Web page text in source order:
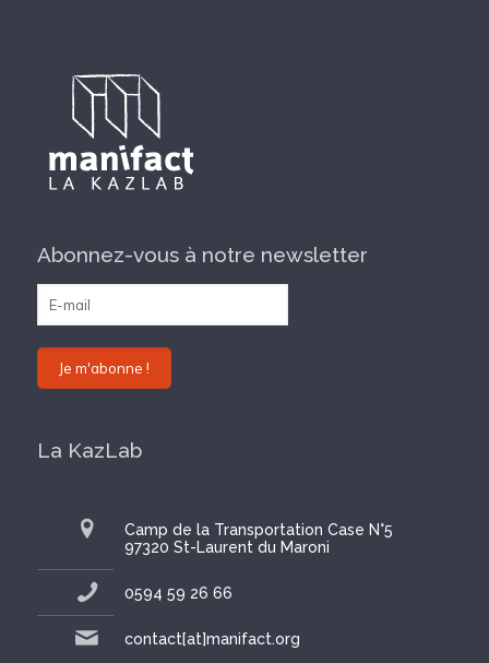
Abonnez-vous à notre newsletter
La KazLab
Camp de la Transportation Case N°5
97320 St-Laurent du Maroni
0594 59 26 66
contact[at]manifact.org